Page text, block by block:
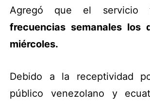
Agregó que el servicio
frecuencias semanales los
miércoles.
Debido a la receptividad
público venezolano y